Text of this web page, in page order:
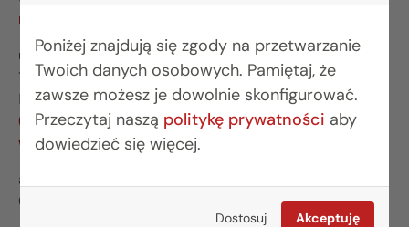
Poniżej znajdują się zgody na przetwarzanie
Twoich danych osobowych. Pamiętaj, że
zawsze możesz je dowolnie skonfigurować.
Przeczytaj naszą politykę prywatności aby
dowiedzieć się więcej.
Dostosuj Akceptuję
mieszkania@rogowskidevelopment.pl
ul. Legionowa 28 lok. 202
15-281 Białystok
BIURO WARSZAWA
(22) 642 03 55
warszawa@rogowskidevelopment.pl
al. Wilanowska 67E lok. U5
02-765 Warszawa